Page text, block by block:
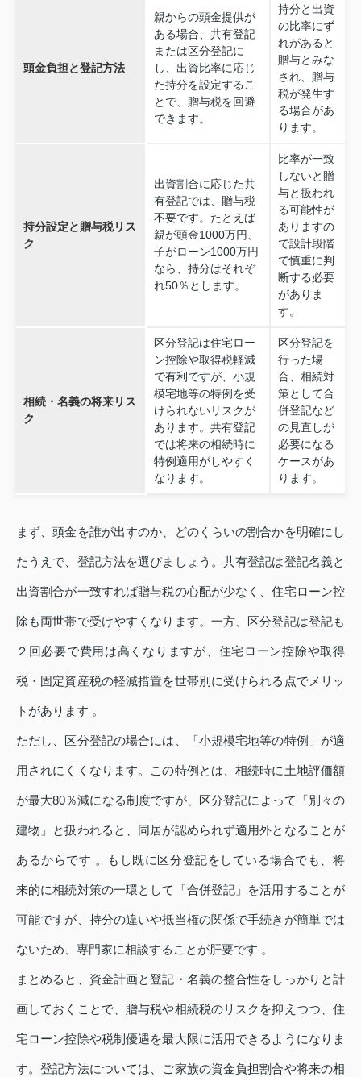
頭金負担と登記方法
親からの頭金提供が
ある場合、共有登記
または区分登記に
し、出資比率に応じ
た持分を設定するこ
とで、贈与税を回避
できます。
持分と出資
の比率にず
れがあると
贈与とみな
され、贈与
税が発生す
る場合があ
ります。
持分設定と贈与税リス
ク
出資割合に応じた共
有登記では、贈与税
不要です。たとえば
親が頭金1000万円、
子がローン1000万円
なら、持分はそれぞ
れ50％とします。
比率が一致
しないと贈
与と扱われ
る可能性が
ありますの
で設計段階
で慎重に判
断する必要
がありま
す。
相続・名義の将来リス
ク
区分登記は住宅ロー
ン控除や取得税軽減
で有利ですが、小規
模宅地等の特例を受
けられないリスクが
あります。共有登記
では将来の相続時に
特例適用がしやすく
なります。
区分登記を
行った場
合、相続対
策として合
併登記など
の見直しが
必要になる
ケースがあ
ります。
まず、頭金を誰が出すのか、どのくらいの割合かを明確にし
たうえで、登記方法を選びましょう。共有登記は登記名義と
出資割合が一致すれば贈与税の心配が少なく、住宅ローン控
除も両世帯で受けやすくなります。一方、区分登記は登記も
２回必要で費用は高くなりますが、住宅ローン控除や取得
税・固定資産税の軽減措置を世帯別に受けられる点でメリッ
トがあります 。
ただし、区分登記の場合には、「小規模宅地等の特例」が適
用されにくくなります。この特例とは、相続時に土地評価額
が最大80％減になる制度ですが、区分登記によって「別々の
建物」と扱われると、同居が認められず適用外となることが
あるからです 。もし既に区分登記をしている場合でも、将
来的に相続対策の一環として「合併登記」を活用することが
可能ですが、持分の違いや抵当権の関係で手続きが簡単では
ないため、専門家に相談することが肝要です 。
まとめると、資金計画と登記・名義の整合性をしっかりと計
画しておくことで、贈与税や相続税のリスクを抑えつつ、住
宅ローン控除や税制優遇を最大限に活用できるようになりま
す。登記方法については、ご家族の資金負担割合や将来の相